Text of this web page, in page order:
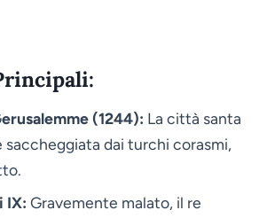
(1244): La città santa
saccheggiata dai turchi corasmi,
IX: Gravemente malato, il re